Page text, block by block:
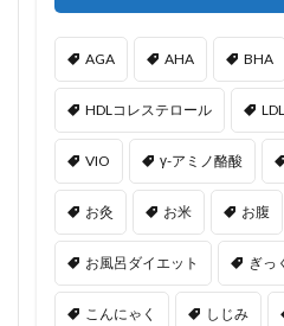
AGA AHA BHA
HDLコレステロール
VIO γ-アミノ酪酸
お灸 お米 お腹
お風呂ダイエット ぎっ
こんにゃく しじみ